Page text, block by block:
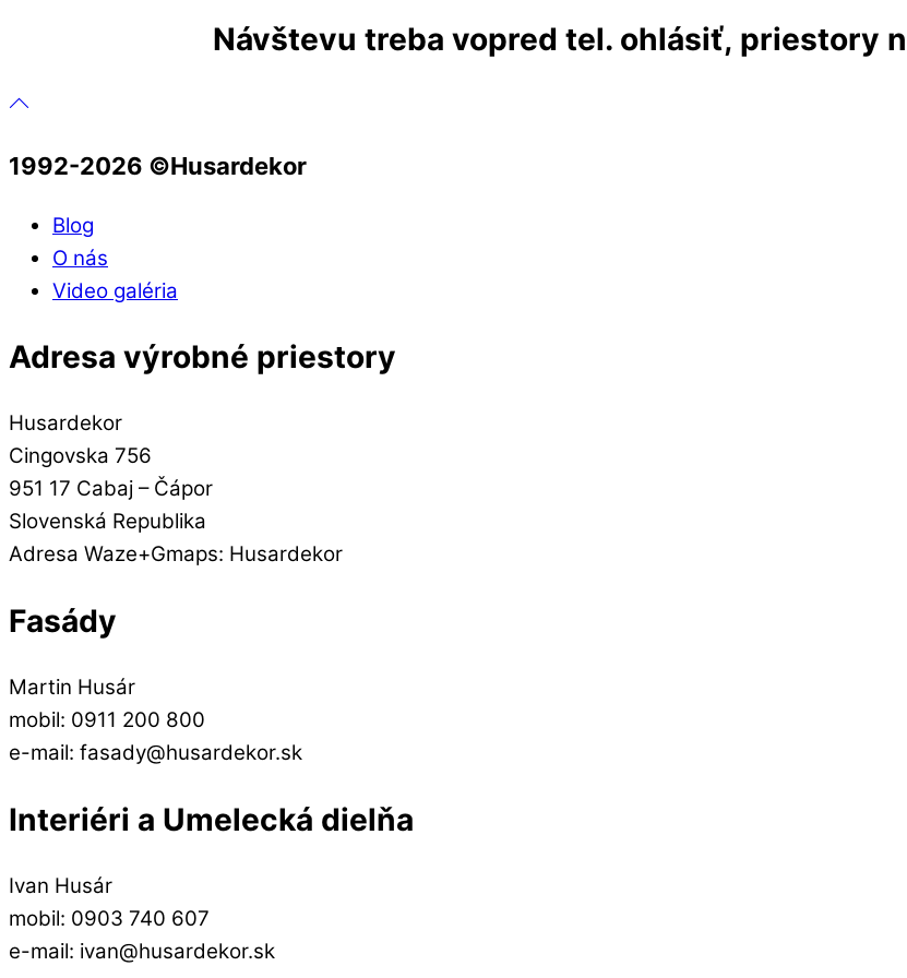
Návštevu treba vopred tel. ohlásiť, priestory
1992-2026 ©️Husardekor
Blog
O nás
Video galéria
Adresa výrobné priestory
Husardekor
Cingovska 756
951 17 Cabaj – Čápor
Slovenská Republika
Adresa Waze+Gmaps: Husardekor
Fasády
Martin Husár
mobil: 0911 200 800
e-mail: fasady@husardekor.sk
Interiéri a Umelecká dielňa
Ivan Husár
mobil: 0903 740 607
e-mail: ivan@husardekor.sk